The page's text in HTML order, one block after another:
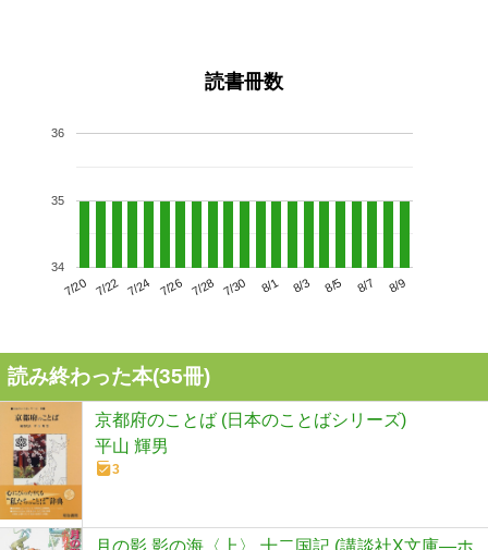
読書冊数
7/20 7/22 7/24 7/26 7/28 7/30 8/1 8/3 8/5 8/7 8/9
34
35
36
読み終わった本(35冊)
京都府のことば (日本のことばシリーズ)
平山 輝男
3
月の影 影の海〈上〉 十二国記 (講談社X文庫―ホ